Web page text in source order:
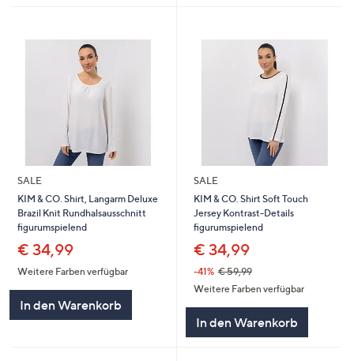
SALE
KIM & CO. Shirt, Langarm Deluxe
Brazil Knit Rundhalsausschnitt
figurumspielend
€ 34,99
Weitere Farben verfügbar
In den Warenkorb
SALE
KIM & CO. Shirt Soft Touch
Jersey Kontrast-Details
figurumspielend
€ 34,99
-41% € 59,99
Weitere Farben verfügbar
In den Warenkorb